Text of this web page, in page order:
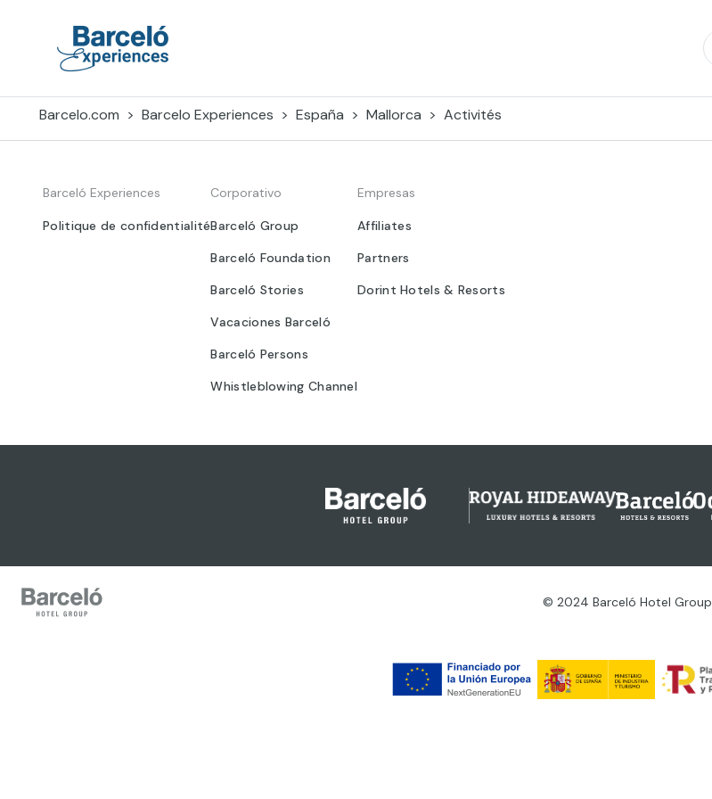
Barcelo.com Barcelo Experiences España Mallorca Activités
Barceló Experiences
Politique de confidentialité
Corporativo
Barceló Group
Barceló Foundation
Barceló Stories
Vacaciones Barceló
Barceló Persons
Whistleblowing Channel
Empresas
Affiliates
Partners
Dorint Hotels & Resorts
© 2024 Barceló Hotel Group